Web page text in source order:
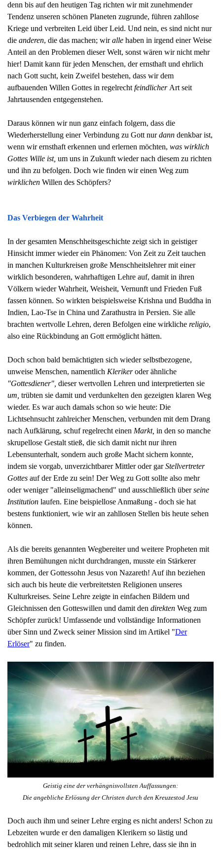
denn bis auf den heutigen Tag richten wir mit zunehmender
Tendenz unseren schönen Planeten zugrunde, führen zahllose
Kriege und verbreiten Leid über Leid. Und nein, es sind nicht nur
die anderen, die das machen; wiralle haben in irgend einer Weise
Anteil an den Problemen dieser Welt, sonst wären wir nicht mehr
hier! Damit kann für jeden Menschen, der ernsthaft und ehrlich
nach Gott sucht, kein Zweifel bestehen, dass wir dem
aufbauenden Willen Gottes in regelrecht feindlicher Art seit
Jahrtausenden entgegenstehen.
Daraus können wir nun ganz einfach folgern, dass die
Wiederherstellung einer Verbindung zu Gott nurdann denkbar ist,
wenn wir ernsthaft erkennen und erlernen möchten, was wirklich
Gottes Wille ist, um uns in Zukunft wieder nach diesem zu richten
und ihn zu befolgen. Doch wie finden wir einen Weg zum
wirklichen Willen des Schöpfers?
Das Verbiegen der Wahrheit
In der gesamten Menschheitsgeschichte zeigt sich in geistiger
Hinsicht immer wieder ein Phänomen: Von Zeit zu Zeit tauchen
in manchen Kulturkreisen große Menschheitslehrer mit einer
wirklich besonderen, wahrhaftigen Lehre auf, damit in ihren
Völkern wieder Wahrheit, Weisheit, Vernunft und Frieden Fuß
fassen können. So wirkten beispielsweise Krishna und Buddha in
Indien, Lao-Tse in China und Zarathustra in Persien. Sie alle
brachten wertvolle Lehren, deren Befolgen eine wirkliche religio,
also eine Rückbindung an Gott ermöglicht hätten.
Doch schon bald bemächtigten sich wieder selbstbezogene,
unweise Menschen, namentlich Klerikeroder ähnliche
"Gottesdiener", dieser wertvollen Lehren und interpretierten sie
um, trübten sie damit und verdunkelten den gezeigten klaren Weg
wieder. Es war auch damals schon so wie heute: Die
Lichtsehnsucht zahlreicher Menschen, verbunden mit dem Drang
nach Aufklärung, schuf regelrecht einen Markt, in den so manche
skrupellose Gestalt stieß, die sich damit nicht nur ihren
Lebensunterhalt, sondern auch große Macht sichern konnte,
indem sie vorgab, unverzichtbarer Mittler oder garStellvertreter
Gottes auf der Erde zu sein! Der Weg zu Gott sollte also mehr
oder weniger "alleinseligmachend" und ausschließlich überseine
Institution laufen. Eine beispiellose Anmaßung - doch sie hat
bestens funktioniert, wie wir an zahllosen Stellen bis heute sehen
können.
Als die bereits genannten Wegbereiter und weitere Propheten mit
ihren Bemühungen nicht durchdrangen, musste ein Stärkerer
kommen, der Gottessohn Jesus von Nazareth! Auf ihn beziehen
sich auch bis heute die verbreitetsten Religionen unseres
Kulturkreises. Seine Lehre zeigte in einfachen Bildern und
Gleichnissen den Gotteswillen und damit den direkten Weg zum
Schöpfer zurück! Umfassende und vollständige Informationen
über Sinn und Zweck seiner Mission sind im Artikel "Der
Erlöser" zu finden.
Geistig eine der verhängnisvollsten Auffassungen:
Die angebliche Erlösung der Christen durch den Kreuzestod Jesu
Doch auch ihm und seiner Lehre erging es nicht anders! Schon zu
Lebzeiten wurde er den damaligen Klerikern so lästig und
bedrohlich mit seiner klaren und reinen Lehre, dass sie ihn in